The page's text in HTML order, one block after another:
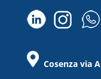
Cosenza via